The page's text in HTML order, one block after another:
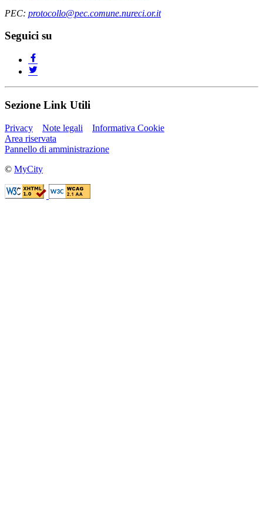
PEC: protocollo@pec.comune.nureci.or.it
Seguici su
Sezione Link Utili
Privacy Note legali
Informativa Cookie
Area riservata
Pannello di amministrazione
© MyCity